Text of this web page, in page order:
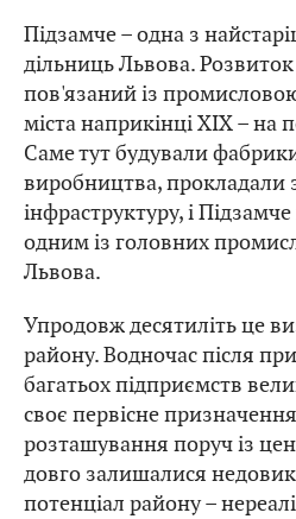
Підзамче – одна з
дільниць Львова.
пов'язаний із
міста наприкінці XIX – на
Саме тут будували
виробництва, прокладали
інфраструктуру, і
одним із головних
Львова.
Упродовж десятиліть це
району. Водночас після
багатьох підприємств
своє первісне
розташування поруч із
довго залишалися
потенціал району –